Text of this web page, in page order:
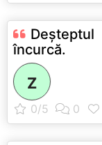
încurcă.
Z